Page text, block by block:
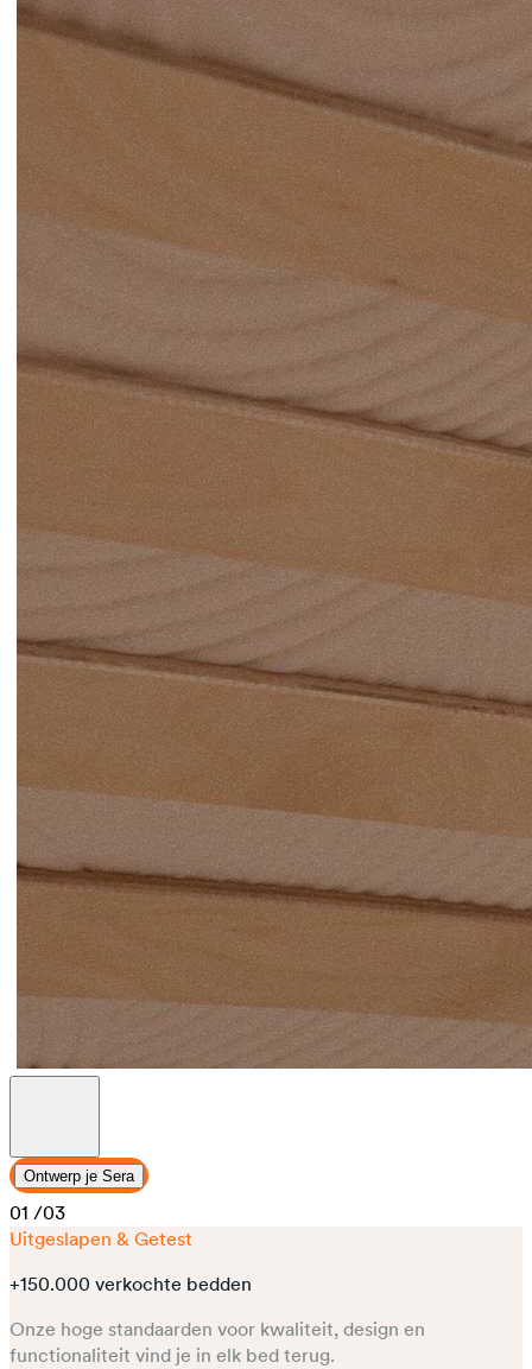
Ontwerp je Sera
01 /03
Uitgeslapen & Getest
+150.000 verkochte bedden
Onze hoge standaarden voor kwaliteit, design en
functionaliteit vind je in elk bed terug.